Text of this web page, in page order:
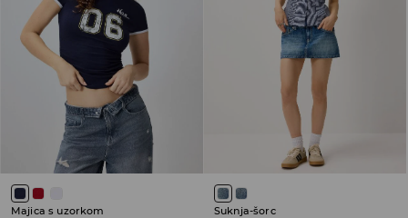
Majica s uzorkom Suknja-šorc